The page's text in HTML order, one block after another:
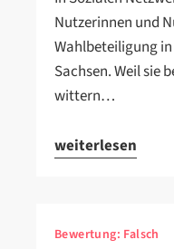
Nutzerinnen und
Wahlbeteiligung
Sachsen. Weil sie
wittern…
weiterlesen
Bewertung: Falsch